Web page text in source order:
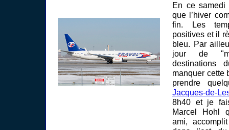
En ce
que l’hiver
fin. Les
positives et il
bleu. Par
jour de
destinations
manquer cette
prendre
Jacques-de-
8h40 et je
Marcel Hohl
ami,